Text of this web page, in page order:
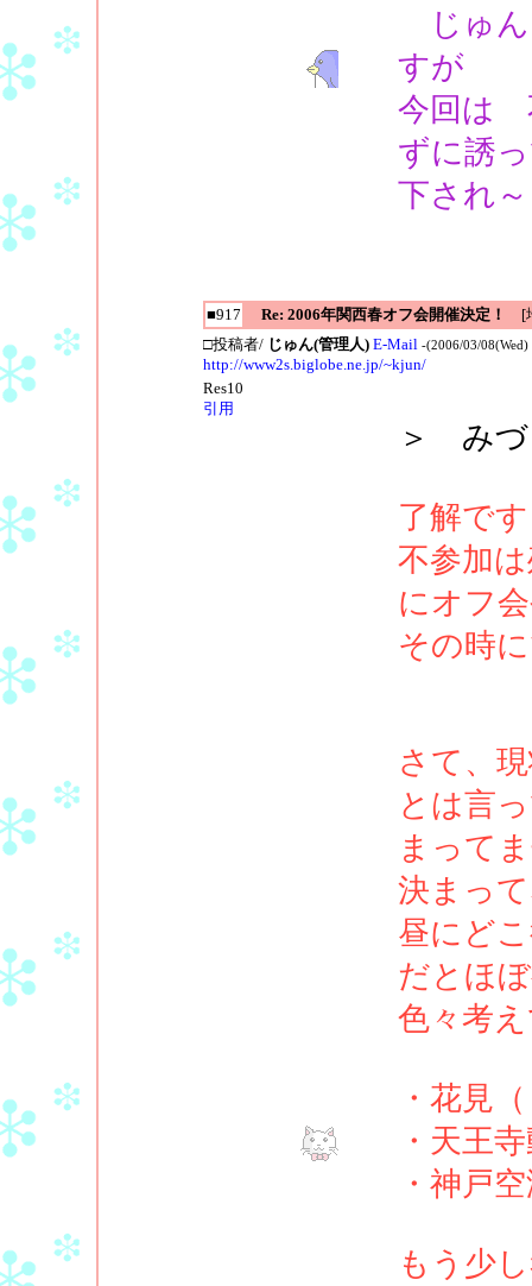
じゅん
すが
今回は
ずに誘
下され
■917 Re: 2006年関西春オフ会開催決定！
[
□投稿者/ じゅん(管理人) E-Mail -(2006/03/08(Wed)
http://www2s.biglobe.ne.jp/~kjun/
Res10
引用
＞ みづ
了解で
不参加
にオフ
その時
さて、
とは言
まって
決まっ
昼にど
だとほ
色々考
・花見
・天王
・神戸
もう少